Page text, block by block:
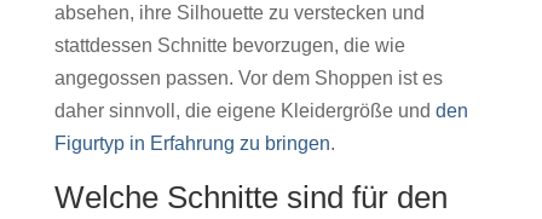
absehen, ihre Silhouette zu verstecken und
stattdessen Schnitte bevorzugen, die wie
angegossen passen. Vor dem Shoppen ist es
daher sinnvoll, die eigene Kleidergröße und den
Figurtyp in Erfahrung zu bringen.
Welche Schnitte sind für den